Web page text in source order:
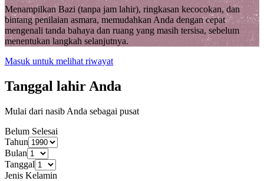
Menampilkan Bazi (tanpa jam lahir), ringkasan kecocokan, dan
bintang penilaian asmara, memudahkan Anda dengan cepat
mengenali tanda bahaya dan ruang yang masih tersisa, sebelum
menentukan langkah selanjutnya.
Masuk untuk melihat riwayat
Tanggal lahir Anda
Mulai dari nasib Anda sebagai pusat
Belum Selesai
Tahun
Bulan
Tanggal
Jenis Kelamin